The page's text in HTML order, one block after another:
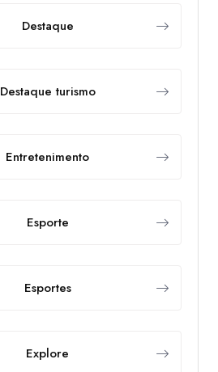
Destaque
Destaque turismo
Entretenimento
Esporte
Esportes
Explore